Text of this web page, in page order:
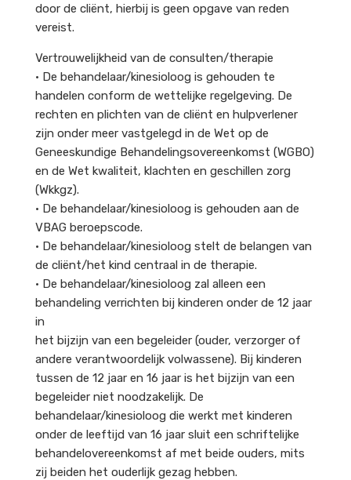
door de cliënt, hierbij is geen opgave van reden
vereist.
Vertrouwelijkheid van de consulten/therapie
• De behandelaar/kinesioloog is gehouden te
handelen conform de wettelijke regelgeving. De
rechten en plichten van de cliënt en hulpverlener
zijn onder meer vastgelegd in de Wet op de
Geneeskundige Behandelingsovereenkomst (WGBO)
en de Wet kwaliteit, klachten en geschillen zorg
(Wkkgz).
• De behandelaar/kinesioloog is gehouden aan de
VBAG beroepscode.
• De behandelaar/kinesioloog stelt de belangen van
de cliënt/het kind centraal in de therapie.
• De behandelaar/kinesioloog zal alleen een
behandeling verrichten bij kinderen onder de 12 jaar
in
het bijzijn van een begeleider (ouder, verzorger of
andere verantwoordelijk volwassene). Bij kinderen
tussen de 12 jaar en 16 jaar is het bijzijn van een
begeleider niet noodzakelijk. De
behandelaar/kinesioloog die werkt met kinderen
onder de leeftijd van 16 jaar sluit een schriftelijke
behandelovereenkomst af met beide ouders, mits
zij beiden het ouderlijk gezag hebben.